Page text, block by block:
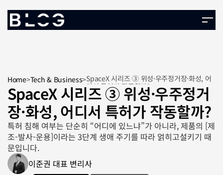
Home>Tech & Business>SpaceX 시리즈 ③ 위성·우주정거장·화성, 어
디서 특허가 작동할까?
SpaceX 시리즈 ③ 위성·우주정거
장·화성, 어디서 특허가 작동할까?
특허 침해 여부는 단순히 “어디에 있느냐”가 아니라, 제품의 [제
조-발사-운용]이라는 3단계 생애 주기를 따라 얽히고설키기 때
문입니다.
이준권 대표 변리사